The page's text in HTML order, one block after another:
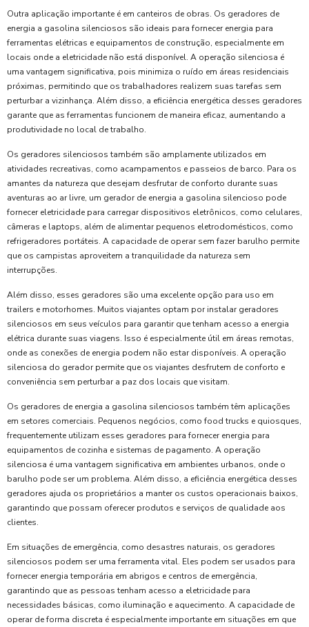
Outra aplicação importante é em canteiros de obras. Os geradores de
energia a gasolina silenciosos são ideais para fornecer energia para
ferramentas elétricas e equipamentos de construção, especialmente em
locais onde a eletricidade não está disponível. A operação silenciosa é
uma vantagem significativa, pois minimiza o ruído em áreas residenciais
próximas, permitindo que os trabalhadores realizem suas tarefas sem
perturbar a vizinhança. Além disso, a eficiência energética desses geradores
garante que as ferramentas funcionem de maneira eficaz, aumentando a
produtividade no local de trabalho.
Os geradores silenciosos também são amplamente utilizados em
atividades recreativas, como acampamentos e passeios de barco. Para os
amantes da natureza que desejam desfrutar de conforto durante suas
aventuras ao ar livre, um gerador de energia a gasolina silencioso pode
fornecer eletricidade para carregar dispositivos eletrônicos, como celulares,
câmeras e laptops, além de alimentar pequenos eletrodomésticos, como
refrigeradores portáteis. A capacidade de operar sem fazer barulho permite
que os campistas aproveitem a tranquilidade da natureza sem
interrupções.
Além disso, esses geradores são uma excelente opção para uso em
trailers e motorhomes. Muitos viajantes optam por instalar geradores
silenciosos em seus veículos para garantir que tenham acesso a energia
elétrica durante suas viagens. Isso é especialmente útil em áreas remotas,
onde as conexões de energia podem não estar disponíveis. A operação
silenciosa do gerador permite que os viajantes desfrutem de conforto e
conveniência sem perturbar a paz dos locais que visitam.
Os geradores de energia a gasolina silenciosos também têm aplicações
em setores comerciais. Pequenos negócios, como food trucks e quiosques,
frequentemente utilizam esses geradores para fornecer energia para
equipamentos de cozinha e sistemas de pagamento. A operação
silenciosa é uma vantagem significativa em ambientes urbanos, onde o
barulho pode ser um problema. Além disso, a eficiência energética desses
geradores ajuda os proprietários a manter os custos operacionais baixos,
garantindo que possam oferecer produtos e serviços de qualidade aos
clientes.
Em situações de emergência, como desastres naturais, os geradores
silenciosos podem ser uma ferramenta vital. Eles podem ser usados para
fornecer energia temporária em abrigos e centros de emergência,
garantindo que as pessoas tenham acesso a eletricidade para
necessidades básicas, como iluminação e aquecimento. A capacidade de
operar de forma discreta é especialmente importante em situações em que